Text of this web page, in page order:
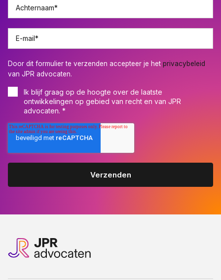
Achternaam*
E-mail*
Door dit formulier te verzenden accepteer je het privacybeleid
van JPR advocaten.
Ik blijf graag op de hoogte over de laatste
ontwikkelingen op gebied van recht en van JPR
advocaten. *